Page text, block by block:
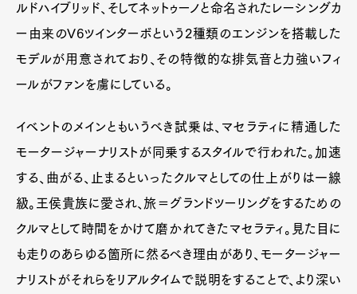
ルドハイブリッド、そしてネットゥーノと命名されたレーシングカ
ー由来のV6ツインターボという2種類のエンジンを搭載した
モデルが用意されており、その特徴的な排気音と力強いフィ
ールがファンを虜にしている。
イベントのメインともいうべき試乗は、マセラティに精通した
モータージャーナリストが同乗するスタイルで行われた。加速
する、曲がる、止まるといったクルマとしての仕上がりは一線
級。王侯貴族に愛され、旅＝グランドツーリングをするための
クルマとして時間をかけて磨かれてきたマセラティ。見た目に
も走りのあらゆる箇所に然るべき理由があり、モータージャー
ナリストがそれらをリアルタイムで説明をすることで、より深い